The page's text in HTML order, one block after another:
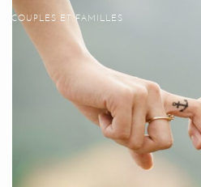
COUPLES ET FAMILLES